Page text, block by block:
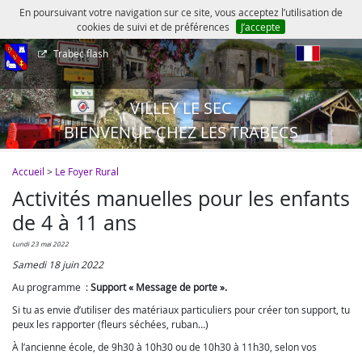
En poursuivant votre navigation sur ce site, vous acceptez l’utilisation de
cookies de suivi et de préférences
J’accepte
Trabec flash
VILLEY LE SEC
BIENVENUE CHEZ LES TRABECS
Accueil > Le Foyer Rural
Activités manuelles pour les enfants
de 4 à 11 ans
lundi 23 mai 2022
Samedi 18 juin 2022
Au programme :Support « Message de porte ».
Si tu as envie d’utiliser des matériaux particuliers pour créer ton support, tu
peux les rapporter (fleurs séchées, ruban…)
À l’ancienne école, de 9h30 à 10h30 ou de 10h30 à 11h30, selon vos